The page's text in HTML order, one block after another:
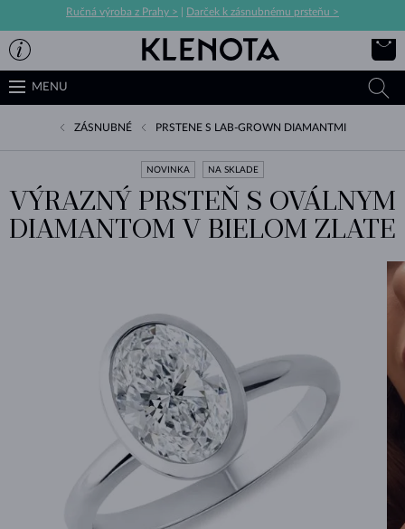
Ručná výroba z Prahy > Darček k zásnubnému prsteňu >
MENU
ZÁSNUBNÉ PRSTENE S LAB-GROWN DIAMANTMI
NOVINKA NA SKLADE
VÝRAZNÝ PRSTEŇ S OVÁLNYM
DIAMANTOM V BIELOM ZLATE